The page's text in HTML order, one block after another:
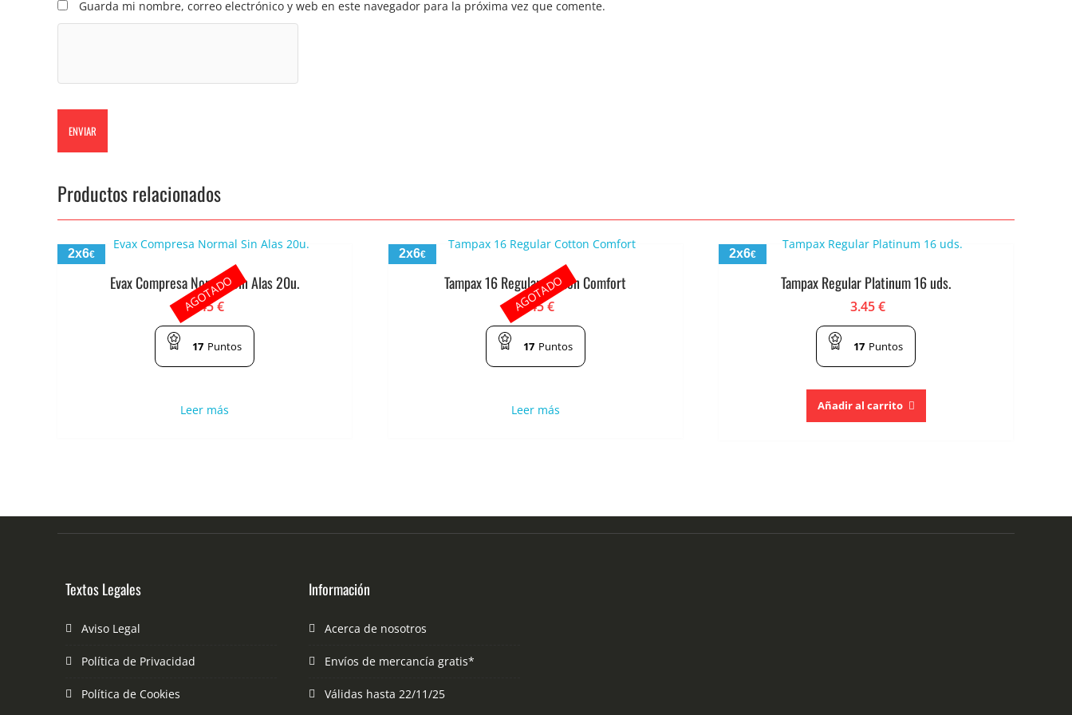
Guarda mi nombre, correo electrónico y web en este navegador para la próxima vez que comente.
Productos relacionados
2x6€
Evax Compresa Normal Sin Alas 20u.
3.45€
17 Puntos
Leer más
AGOTADO
2x6€
Tampax 16 Regular Cotton Comfort
3.45€
17 Puntos
Leer más
AGOTADO
2x6€
Tampax Regular Platinum 16 uds.
3.45€
17 Puntos
Añadir al carrito
Textos Legales
Aviso Legal
Política de Privacidad
Política de Cookies
Información
Acerca de nosotros
Envíos de mercancía gratis*
Válidas hasta 22/11/25